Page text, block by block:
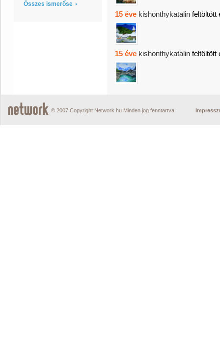
Összes ismerőse
15 éve kishonthykatalin feltöltött
15 éve kishonthykatalin feltöltött
© 2007 Copyright Network.hu Minden jog fenntartva.